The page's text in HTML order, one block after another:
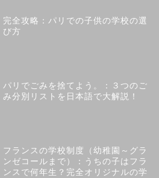
完全攻略：パリでの子供の学校の選
び方
パリでごみを捨てよう。：３つのご
み分別リストを日本語で大解説！
フランスの学校制度（幼稚園～グラ
ンゼコールまで）：うちの子はフラ
ンスで何年生？完全オリジナルの学